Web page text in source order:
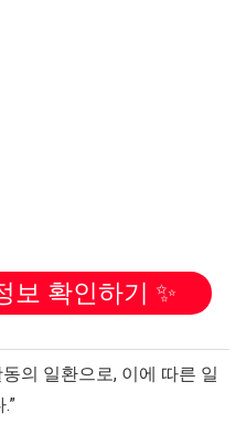
보 확인하기 ✨
의 일환으로, 이에 따른 일